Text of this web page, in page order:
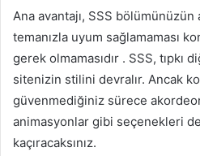
Ana avantajı, SSS
temanızla uyum sağlamaması
gerek olmamasıdır . SSS, tıpkı
sitenizin stilini devralır. Ancak
güvenmediğiniz sürece
animasyonlar gibi seçenekleri
kaçıracaksınız.